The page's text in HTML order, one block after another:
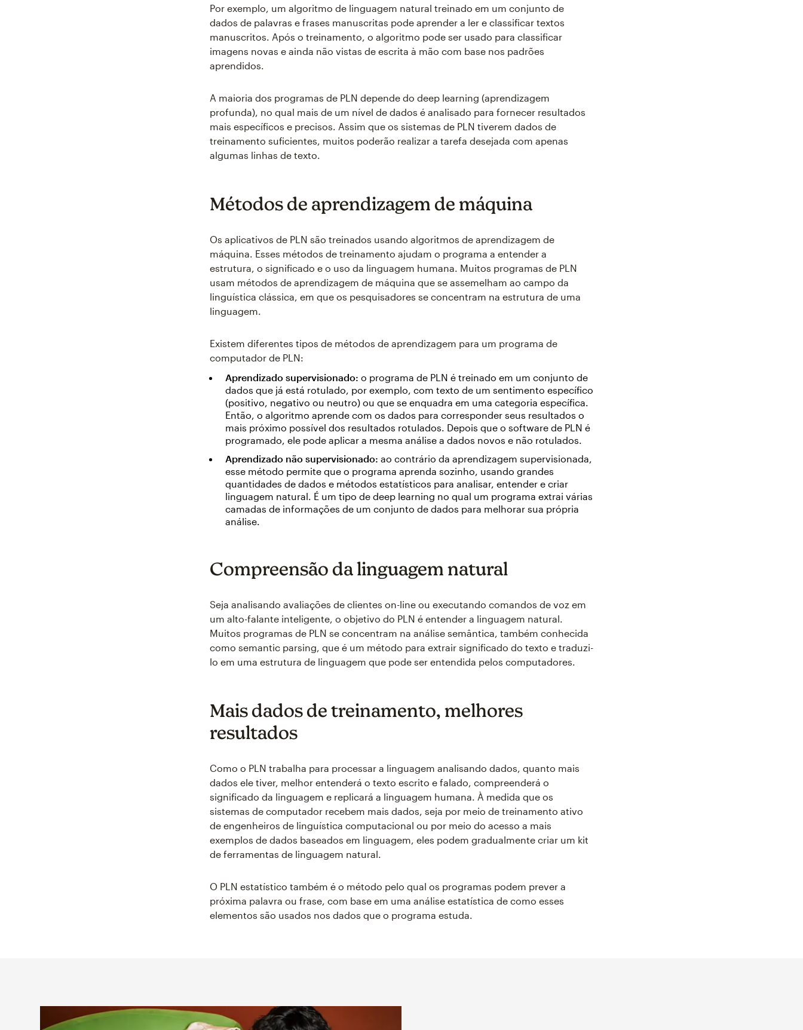
Por exemplo, um algoritmo de linguagem natural treinado em um conjunto de
dados de palavras e frases manuscritas pode aprender a ler e classificar textos
manuscritos. Após o treinamento, o algoritmo pode ser usado para classificar
imagens novas e ainda não vistas de escrita à mão com base nos padrões
aprendidos.
A maioria dos programas de PLN depende do deep learning (aprendizagem
profunda), no qual mais de um nível de dados é analisado para fornecer resultados
mais específicos e precisos. Assim que os sistemas de PLN tiverem dados de
treinamento suficientes, muitos poderão realizar a tarefa desejada com apenas
algumas linhas de texto.
Métodos de aprendizagem de máquina
Os aplicativos de PLN são treinados usando algoritmos de aprendizagem de
máquina. Esses métodos de treinamento ajudam o programa a entender a
estrutura, o significado e o uso da linguagem humana. Muitos programas de PLN
usam métodos de aprendizagem de máquina que se assemelham ao campo da
linguística clássica, em que os pesquisadores se concentram na estrutura de uma
linguagem.
Existem diferentes tipos de métodos de aprendizagem para um programa de
computador de PLN:
Aprendizado supervisionado: o programa de PLN é treinado em um conjunto de
dados que já está rotulado, por exemplo, com texto de um sentimento específico
(positivo, negativo ou neutro) ou que se enquadra em uma categoria específica.
Então, o algoritmo aprende com os dados para corresponder seus resultados o
mais próximo possível dos resultados rotulados. Depois que o software de PLN é
programado, ele pode aplicar a mesma análise a dados novos e não rotulados.
Aprendizado não supervisionado: ao contrário da aprendizagem supervisionada,
esse método permite que o programa aprenda sozinho, usando grandes
quantidades de dados e métodos estatísticos para analisar, entender e criar
linguagem natural. É um tipo de deep learning no qual um programa extrai várias
camadas de informações de um conjunto de dados para melhorar sua própria
análise.
Compreensão da linguagem natural
Seja analisando avaliações de clientes on-line ou executando comandos de voz em
um alto-falante inteligente, o objetivo do PLN é entender a linguagem natural.
Muitos programas de PLN se concentram na análise semântica, também conhecida
como semantic parsing, que é um método para extrair significado do texto e traduzi-
lo em uma estrutura de linguagem que pode ser entendida pelos computadores.
Mais dados de treinamento, melhores
resultados
Como o PLN trabalha para processar a linguagem analisando dados, quanto mais
dados ele tiver, melhor entenderá o texto escrito e falado, compreenderá o
significado da linguagem e replicará a linguagem humana. À medida que os
sistemas de computador recebem mais dados, seja por meio de treinamento ativo
de engenheiros de linguística computacional ou por meio do acesso a mais
exemplos de dados baseados em linguagem, eles podem gradualmente criar um kit
de ferramentas de linguagem natural.
O PLN estatístico também é o método pelo qual os programas podem prever a
próxima palavra ou frase, com base em uma análise estatística de como esses
elementos são usados nos dados que o programa estuda.